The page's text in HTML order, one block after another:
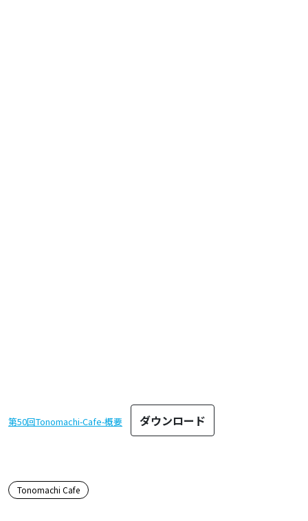
第50回Tonomachi-Cafe-概要 ダウンロード
この記事のタグ
Tonomachi Cafe